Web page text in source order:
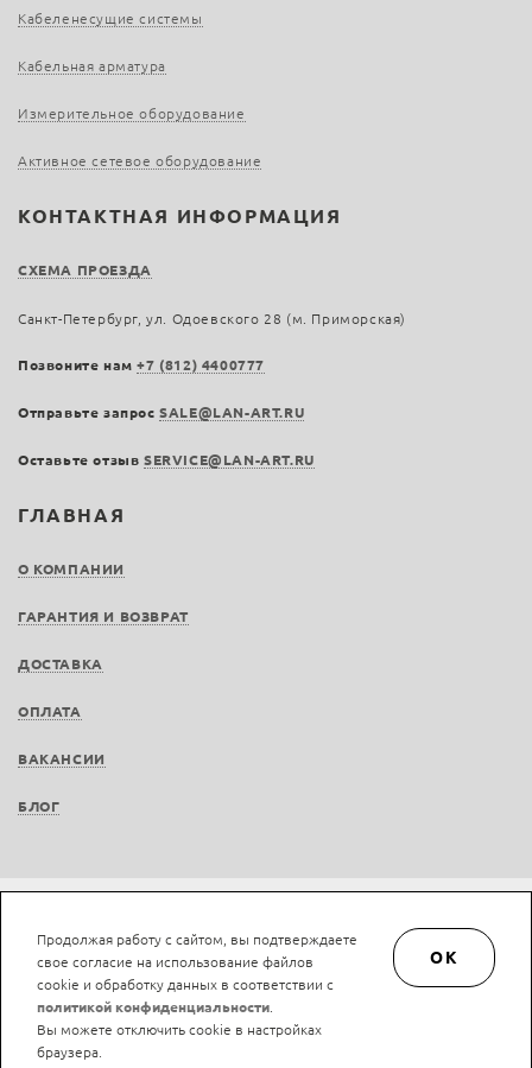
ГЛАВНАЯ
О КОМПАНИИ
ГАРАНТИЯ И ВОЗВРАТ
ДОСТАВКА
ОПЛАТА
ВАКАНСИИ
БЛОГ
Кабеленесущие системы
Кабельная арматура
Измерительное оборудование
Активное сетевое оборудование
КОНТАКТНАЯ ИНФОРМАЦИЯ
СХЕМА ПРОЕЗДА
Санкт-Петербург, ул. Одоевского 28 (м. Приморская)
Позвоните нам+7 (812) 4400777
Отправьте запросSALE@LAN-ART.RU
Оставьте отзыв SERVICE@LAN-ART.RU
Не является публичной офертой © LAN-art.ru, 2013—2026. Все права защищены.
Политика конфиденциальности.
Положение об обработке и защите персональных
данных.
Продолжая работу с сайтом, вы подтверждаете
свое согласие на использование файлов
cookie и обработку данных в соответствии с
политикой конфиденциальности
Вы можете отключить cookie в настройках
браузера.
OK